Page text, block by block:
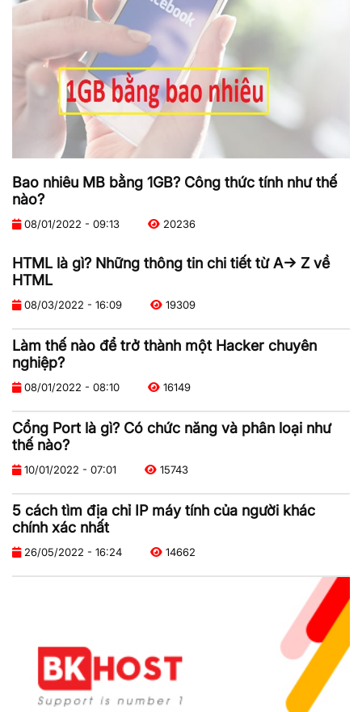
Bao nhiêu MB bằng 1GB? Công thức tính như thế
nào?
08/01/2022 - 09:13 20236
HTML là gì? Những thông tin chi tiết từ A-> Z về
HTML
08/03/2022 - 16:09 19309
Làm thế nào để trở thành một Hacker chuyên
nghiệp?
08/01/2022 - 08:10 16149
Cổng Port là gì? Có chức năng và phân loại như
thế nào?
10/01/2022 - 07:01 15743
5 cách tìm địa chỉ IP máy tính của người khác
chính xác nhất
26/05/2022 - 16:24 14662